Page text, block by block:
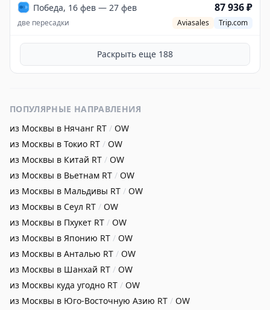
Победа, 16 фев — 27 фев 87 936 ₽
две пересадки Aviasales Trip.com
Раскрыть еще 188
ПОПУЛЯРНЫЕ НАПРАВЛЕНИЯ
из Москвы в Нячанг RT / OW
из Москвы в Токио RT / OW
из Москвы в Китай RT / OW
из Москвы в Вьетнам RT / OW
из Москвы в Мальдивы RT / OW
из Москвы в Сеул RT / OW
из Москвы в Пхукет RT / OW
из Москвы в Японию RT / OW
из Москвы в Анталью RT / OW
из Москвы в Шанхай RT / OW
из Москвы куда угодно RT / OW
из Москвы в Юго-Восточную Азию RT / OW